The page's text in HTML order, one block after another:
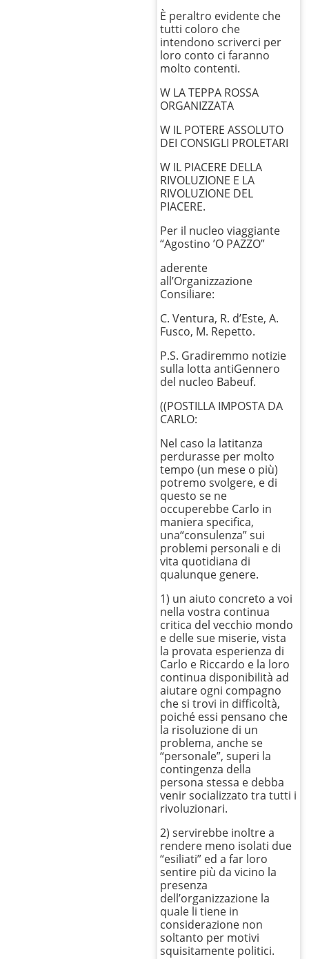
È peraltro evidente che
tutti coloro che
intendono scriverci per
loro conto ci faranno
molto contenti.
W LA TEPPA ROSSA
ORGANIZZATA
W IL POTERE ASSOLUTO
DEI CONSIGLI PROLETARI
W IL PIACERE DELLA
RIVOLUZIONE E LA
RIVOLUZIONE DEL
PIACERE.
Per il nucleo viaggiante
“Agostino ’O PAZZO”
aderente
all’Organizzazione
Consiliare:
C. Ventura, R. d’Este, A.
Fusco, M. Repetto.
P.S. Gradiremmo notizie
sulla lotta antiGennero
del nucleo Babeuf.
((POSTILLA IMPOSTA DA
CARLO:
Nel caso la latitanza
perdurasse per molto
tempo (un mese o più)
potremo svolgere, e di
questo se ne
occuperebbe Carlo in
maniera specifica,
una“consulenza” sui
problemi personali e di
vita quotidiana di
qualunque genere.
1) un aiuto concreto a voi
nella vostra continua
critica del vecchio mondo
e delle sue miserie, vista
la provata esperienza di
Carlo e Riccardo e la loro
continua disponibilità ad
aiutare ogni compagno
che si trovi in difficoltà,
poiché essi pensano che
la risoluzione di un
problema, anche se
“personale”, superi la
contingenza della
persona stessa e debba
venir socializzato tra tutti i
rivoluzionari.
2) servirebbe inoltre a
rendere meno isolati due
“esiliati” ed a far loro
sentire più da vicino la
presenza
dell’organizzazione la
quale li tiene in
considerazione non
soltanto per motivi
squisitamente politici.